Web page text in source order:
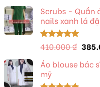
Scrubs - Quần
nails xanh lá
Được xếp
5 sao
410.000₫ Giá
là:
Áo blouse bác
mỹ